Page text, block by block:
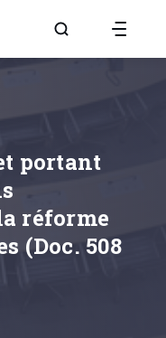
Aller à la page
portant
réforme
(Doc. 508